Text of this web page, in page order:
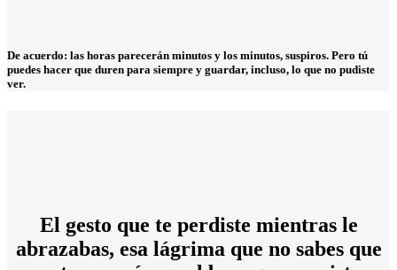
De acuerdo: las horas parecerán minutos y los minutos, suspiros. Pero tú
puedes hacer que duren para siempre y guardar, incluso, lo que no pudiste
ver.
El gesto que te perdiste mientras le
abrazabas, esa lágrima que no sabes que